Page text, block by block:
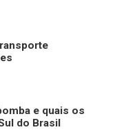
e quais os
do Brasil